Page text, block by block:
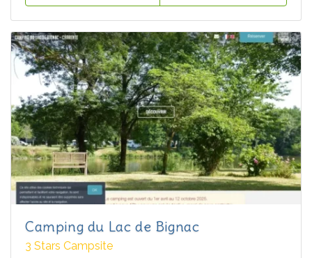
Camping du Lac de Bignac
3 Stars Campsite